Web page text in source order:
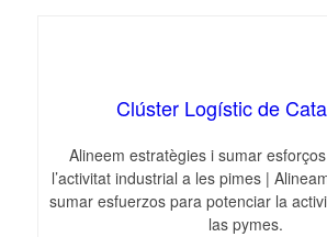
Clúster Logístic de
Alineem estratègies i sumar
l’activitat industrial a les pimes |
sumar esfuerzos para potenciar la
las pymes.